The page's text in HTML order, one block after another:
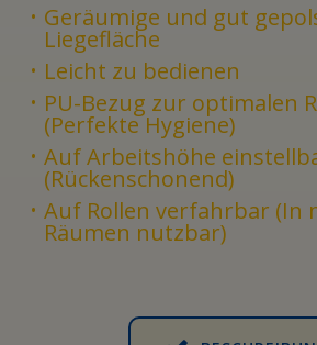
Geräumige und gut
Liegefläche
Leicht zu bedienen
PU-Bezug zur optimalen
(Perfekte Hygiene)
Auf Arbeitshöhe
(Rückenschonend)
Auf Rollen verfahrbar (In
Räumen nutzbar)